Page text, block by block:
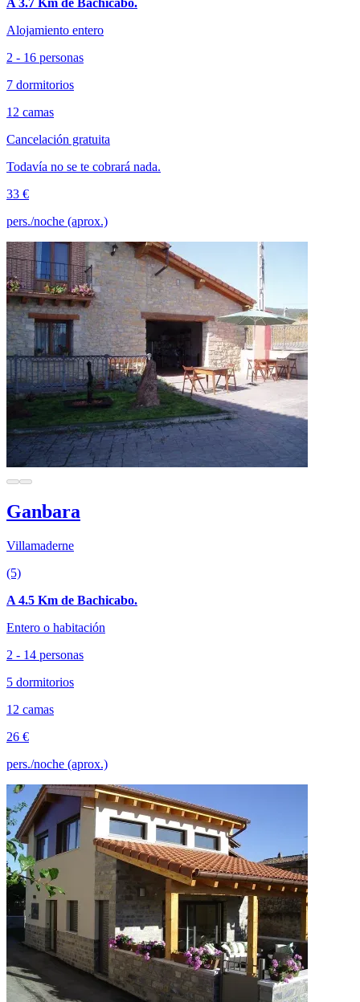
A 3.7 Km de Bachicabo.
Alojamiento entero
2 - 16 personas
7 dormitorios
12 camas
Cancelación gratuita
Todavía no se te cobrará nada.
33 €
pers./noche (aprox.)
Ganbara
Villamaderne
(5)
A 4.5 Km de Bachicabo.
Entero o habitación
2 - 14 personas
5 dormitorios
12 camas
26 €
pers./noche (aprox.)